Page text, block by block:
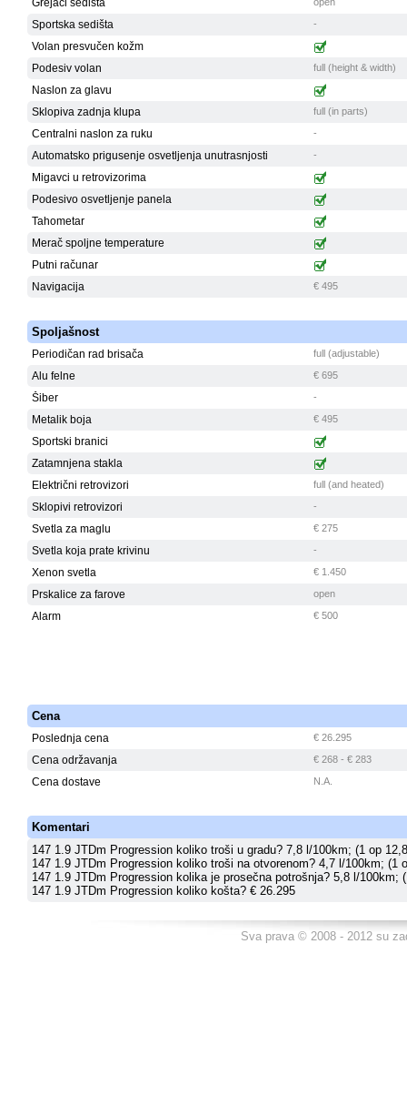
Grejači sedišta
Sportska sedišta -
Volan presvučen kožm
Podesiv volan
full (height & width)
Naslon za glavu
Sklopiva zadnja klupa
full (in parts)
Centralni naslon za ruku -
Automatsko prigusenje osvetljenja unutrasnjosti -
Migavci u retrovizorima
Podesivo osvetljenje panela
Tahometar
Merač spoljne temperature
Putni računar
Navigacija
€ 495
Spoljašnost
Periodičan rad brisača full (adjustable)
Alu felne € 695
Šiber -
Metalik boja € 495
Sportski branici
Zatamnjena stakla
Električni retrovizori
full (and heated)
Sklopivi retrovizori -
Svetla za maglu € 275
Svetla koja prate krivinu -
Xenon svetla € 1.450
Prskalice za farove open
Alarm € 500
Cena
Poslednja cena € 26.295
Cena održavanja € 268 - € 283
Cena dostave N.A.
Komentari
147 1.9 JTDm Progression koliko troši u gradu? 7,8 l/100km; (1 op
147 1.9 JTDm Progression koliko troši na otvorenom? 4,7 l/100km; (1
147 1.9 JTDm Progression kolika je prosečna potrošnja? 5,8 l/100km;
147 1.9 JTDm Progression koliko košta? € 26.295
Sva prava © 2008 - 2012 su